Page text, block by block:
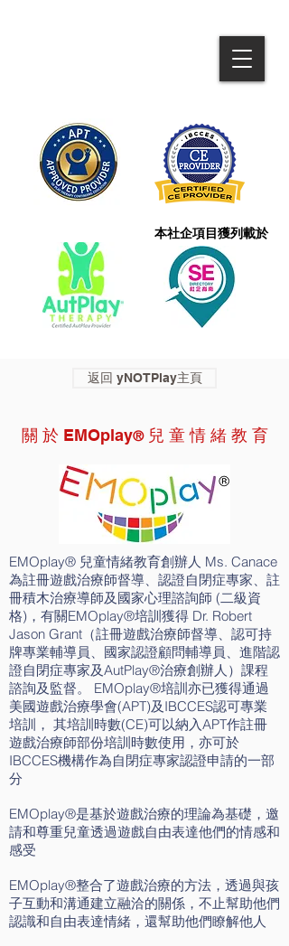
本社企項目獲列載於
返回 yNOTPlay主頁
關 於 EMOplay®兒 童 情 緒 教 育
EMOplay®️ 兒童情緒教育創辦人 Ms. Canace
為註冊遊戲治療師督導、認證自閉症專家、註
冊積木治療導師及國家心理諮詢師 (二級資
格)，有關EMOplay®️培訓獲得 Dr. Robert
Jason Grant（註冊遊戲治療師督導、認可持
牌專業輔導員、國家認證顧問輔導員、進階認
證自閉症專家及AutPlay®️治療創辦人）課程
諮詢及監督。 EMOplay®️培訓亦已獲得通過
美國遊戲治療學會(APT)及IBCCES認可專業
培訓， 其培訓時數(CE)可以納入APT作註冊
遊戲治療師部份培訓時數使用，亦可於
IBCCES機構作為自閉症專家認證申請的一部
分
EMOplay®是基於遊戲治療的理論為基礎，邀
請和尊重兒童透過遊戲自由表達他們的情感和
感受
EMOplay®整合了遊戲治療的方法，透過與孩
子互動和溝通建立融洽的關係，不止幫助他們
認識和自由表達情緒，還幫助他們瞭解他人